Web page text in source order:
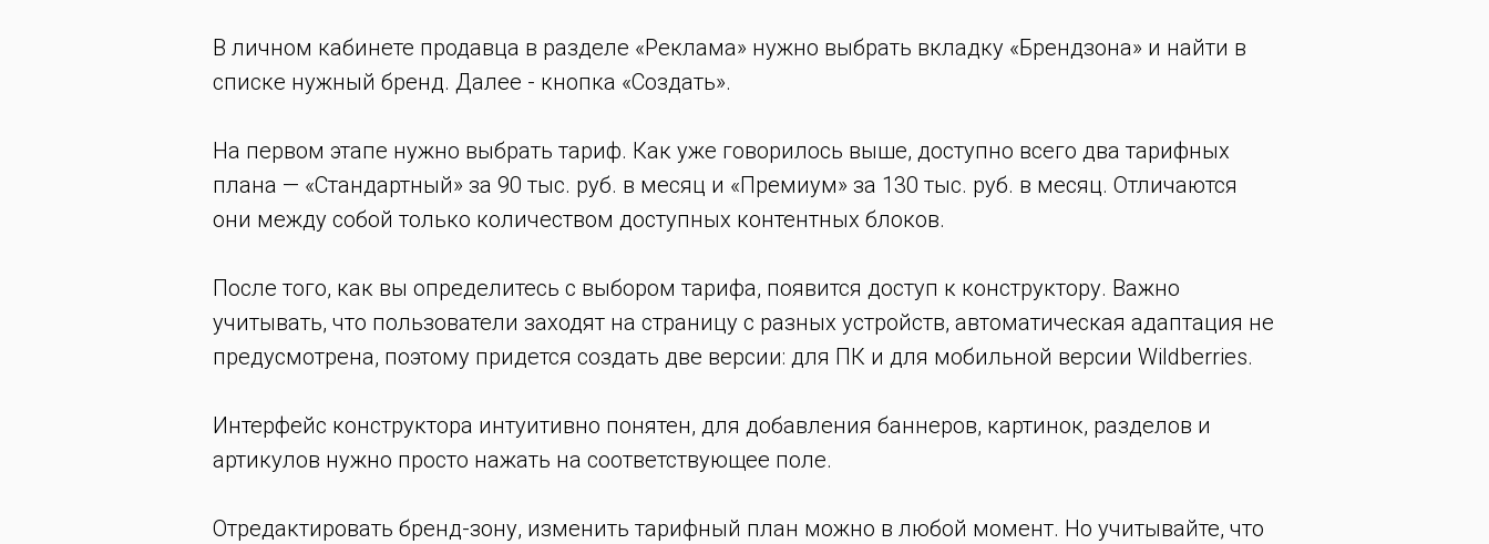
В личном кабинете продавца в разделе «Реклама» нужно выбрать вкладку «Брендзона» и найти в
списке нужный бренд. Далее - кнопка «Создать».
На первом этапе нужно выбрать тариф. Как уже говорилось выше, доступно всего два тарифных
плана — «Стандартный» за 90 тыс. руб. в месяц и «Премиум» за 130 тыс. руб. в месяц. Отличаются
они между собой только количеством доступных контентных блоков.
После того, как вы определитесь с выбором тарифа, появится доступ к конструктору. Важно
учитывать, что пользователи заходят на страницу с разных устройств, автоматическая адаптация не
предусмотрена, поэтому придется создать две версии: для ПК и для мобильной версии Wildberries.
Интерфейс конструктора интуитивно понятен, для добавления баннеров, картинок, разделов и
артикулов нужно просто нажать на соответствующее поле.
Отредактировать бренд-зону, изменить тарифный план можно в любой момент. Но учитывайте, что